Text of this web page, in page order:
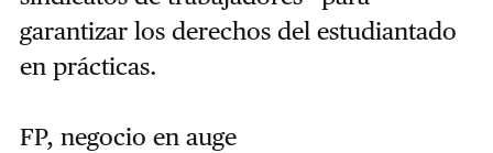
garantizar los derechos del estudiantado
en prácticas.
FP, negocio en auge